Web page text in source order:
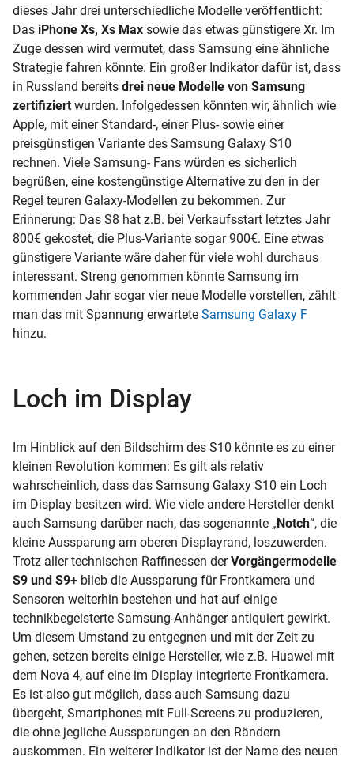
dieses Jahr drei unterschiedliche Modelle veröffentlicht:
Das iPhone Xs, Xs Max sowie das etwas günstigere Xr. Im
Zuge dessen wird vermutet, dass Samsung eine ähnliche
Strategie fahren könnte. Ein großer Indikator dafür ist, dass
in Russland bereits drei neue Modelle von Samsung
zertifiziert wurden. Infolgedessen könnten wir, ähnlich wie
Apple, mit einer Standard-, einer Plus- sowie einer
preisgünstigen Variante des Samsung Galaxy S10
rechnen. Viele Samsung- Fans würden es sicherlich
begrüßen, eine kostengünstige Alternative zu den in der
Regel teuren Galaxy-Modellen zu bekommen. Zur
Erinnerung: Das S8 hat z.B. bei Verkaufsstart letztes Jahr
800€ gekostet, die Plus-Variante sogar 900€. Eine etwas
günstigere Variante wäre daher für viele wohl durchaus
interessant. Streng genommen könnte Samsung im
kommenden Jahr sogar vier neue Modelle vorstellen, zählt
man das mit Spannung erwartete Samsung Galaxy F
hinzu.
Loch im Display
Im Hinblick auf den Bildschirm des S10 könnte es zu einer
kleinen Revolution kommen: Es gilt als relativ
wahrscheinlich, dass das Samsung Galaxy S10 ein Loch
im Display besitzen wird. Wie viele andere Hersteller denkt
auch Samsung darüber nach, das sogenannte „Notch“, die
kleine Aussparung am oberen Displayrand, loszuwerden.
Trotz aller technischen Raffinessen der Vorgängermodelle
S9 und S9+ blieb die Aussparung für Frontkamera und
Sensoren weiterhin bestehen und hat auf einige
technikbegeisterte Samsung-Anhänger antiquiert gewirkt.
Um diesem Umstand zu entgegnen und mit der Zeit zu
gehen, setzen bereits einige Hersteller, wie z.B. Huawei mit
dem Nova 4, auf eine im Display integrierte Frontkamera.
Es ist also gut möglich, dass auch Samsung dazu
übergeht, Smartphones mit Full-Screens zu produzieren,
die ohne jegliche Aussparungen an den Rändern
auskommen. Ein weiterer Indikator ist der Name des neuen